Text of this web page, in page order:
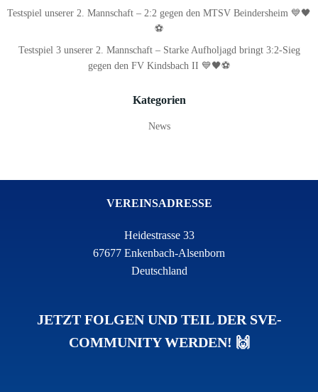
Testspiel unserer 2. Mannschaft – 2:2 gegen den MTSV Beindersheim 💙🖤
⚽
Testspiel 3 unserer 2. Mannschaft – Starke Aufholjagd bringt 3:2-Sieg
gegen den FV Kindsbach II 💙🖤⚽
Kategorien
News
VEREINSADRESSE
Heidestrasse 33
67677 Enkenbach-Alsenborn
Deutschland
JETZT FOLGEN UND TEIL DER SVE-
COMMUNITY WERDEN! 🙌